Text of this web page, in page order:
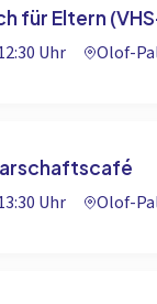
für Eltern
Uhr
Olof-
Uhr
Olof-